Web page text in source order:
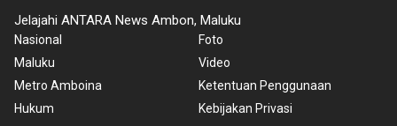
Jelajahi ANTARA News Ambon, Maluku
Nasional
Maluku
Metro Amboina
Hukum
Foto
Video
Ketentuan Penggunaan
Kebijakan Privasi